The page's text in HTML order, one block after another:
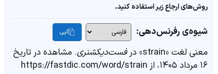
روش‌های ارجاع زیر استفاده کنید.
شیوه‌ی رفرنس‌دهی: کپی
معنی لغت «strain» در فست‌دیکشنری. مشاهده در تاریخ
۱۶ مرداد ۱۴۰۵، از https://fastdic.com/word/strain